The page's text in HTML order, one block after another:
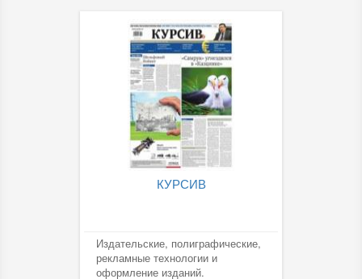
КУРСИВ
Издательские, полиграфические,
рекламные технологии и
оформление изданий.